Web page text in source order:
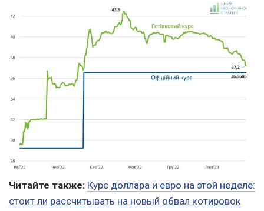
Читайте также: Курс доллара и евро на этой неделе:
стоит ли рассчитывать на новый обвал котировок